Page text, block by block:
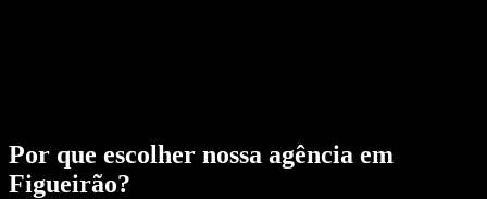
Por que escolher nossa agência em
Figueirão?